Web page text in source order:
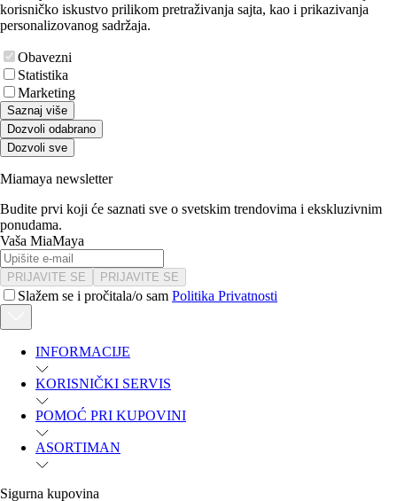
korisničko iskustvo prilikom pretraživanja sajta, kao i prikazivanja
personalizovanog sadržaja.
Obavezni
Statistika
Marketing
Saznaj više
Dozvoli odabrano
Dozvoli sve
Miamaya newsletter
Budite prvi koji će saznati sve o svetskim trendovima i ekskluzivnim
ponudama.
Vaša MiaMaya
PRIJAVITE SE PRIJAVITE SE
Slažem se i pročitala/o sam Politika Privatnosti
INFORMACIJE
KORISNIČKI SERVIS
POMOĆ PRI KUPOVINI
ASORTIMAN
Sigurna kupovina